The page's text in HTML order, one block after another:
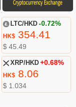
LTC/HKD -0.72%
HK$354.41
$ 45.49
XRP/HKD +0.68%
HK$8.06
$ 1.034